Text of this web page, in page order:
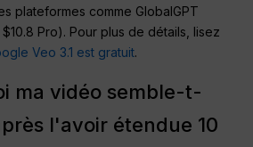
plateformes comme GlobalGPT
Pro). Pour plus de détails, lisez
Veo 3.1 est gratuit.
ma vidéo semble-t-
l'avoir étendue 10